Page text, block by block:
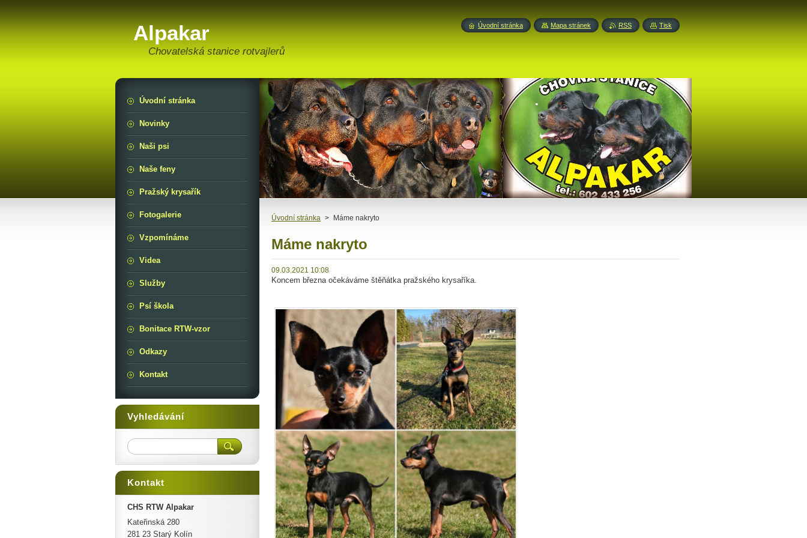
Alpakar
Chovatelská stanice rotvajlerů
Úvodní stránka > Máme nakryto
Máme nakryto
09.03.2021 10:08
Koncem března očekáváme štěňátka pražského krysaříka.
Úvodní stránka
Novinky
Naši psi
Naše feny
Pražský krysařík
Fotogalerie
Vzpomínáme
Videa
Služby
Psí škola
Bonitace RTW-vzor
Odkazy
Kontakt
Vyhledávání
Kontakt
CHS RTW Alpakar
Kateřinská 280
281 23 Starý Kolín
Úvodní stránka Mapa stránek RSS Tisk